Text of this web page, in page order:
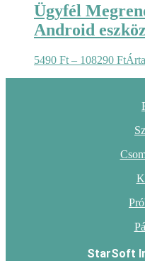
Ügyfél
Android
5490 Ft – 108290 Ft
StarSoft